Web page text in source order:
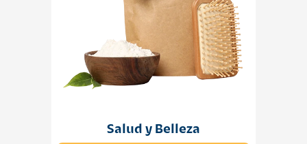
Salud y Belleza